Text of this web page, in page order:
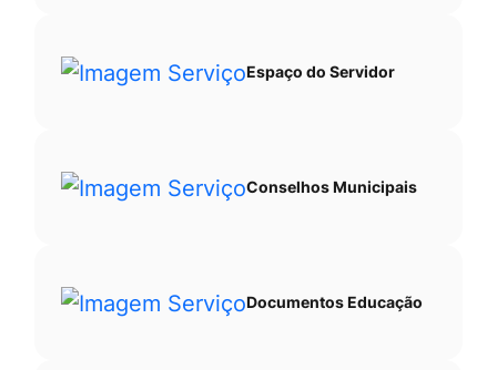
Espaço do Servidor
Conselhos Municipais
Documentos Educação